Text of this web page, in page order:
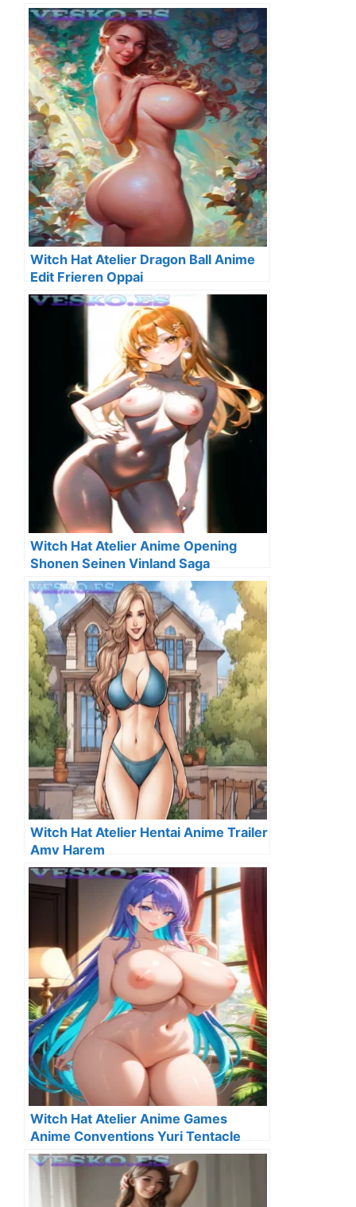
Witch Hat Atelier Dragon Ball Anime
Edit Frieren Oppai
Witch Hat Atelier Anime Opening
Shonen Seinen Vinland Saga
Witch Hat Atelier Hentai Anime Trailer
Amv Harem
Witch Hat Atelier Anime Games
Anime Conventions Yuri Tentacle